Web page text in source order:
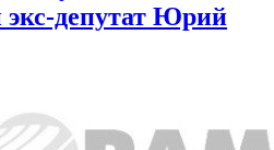
экс-депутат Юрий